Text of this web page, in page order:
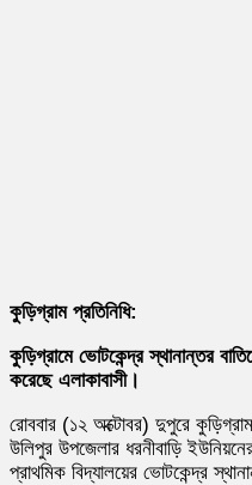
কুড়িগ্রাম প্রতিনিধি:
কুড়িগ্রামে ভোটকেন্দ্র স্থানান্তর
করেছে এলাকাবাসী।
রোববার (১২ অক্টোবর) দুপুরে কুড়িগ্রাম
উলিপুর উপজেলার ধরনীবাড়ি
প্রাথমিক বিদ্যালয়ের ভোটকেন্দ্র